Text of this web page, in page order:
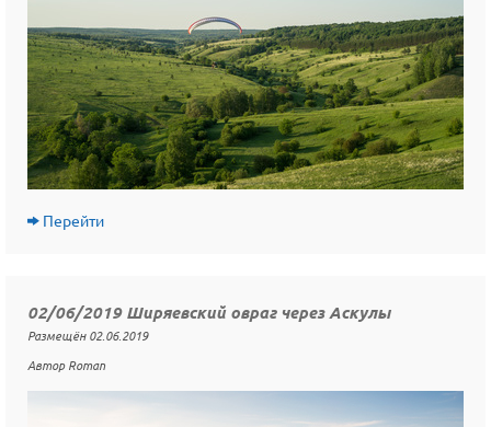
Перейти
02/06/2019 Ширяевский овраг через Аскулы
Размещён 02.06.2019
Автор Roman